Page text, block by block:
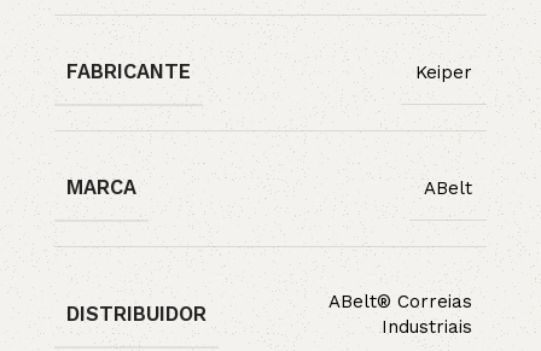
FABRICANTE Keiper
MARCA ABelt
DISTRIBUIDOR
ABelt® Correias
Industriais